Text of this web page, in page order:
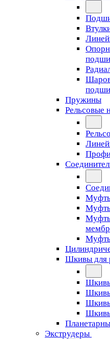
Пружины
Рельсовые
Муфты
Шкивы для
Экструдеры